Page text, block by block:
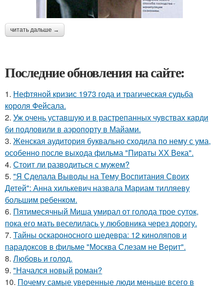
читать дальше →
Последние обновления на сайте:
1. Нефтяной кризис 1973 года и трагическая судьба
короля Фейсала.
2. Уж очень уставшую и в растрепанных чувствах карди
би подловили в аэропорту в Майами.
3. Женская аудитория буквально сходила по нему с ума,
особенно после выхода фильма "Пираты ХХ Века".
4. Стоит ли разводиться с мужем?
5. "Я Сделала Выводы на Тему Воспитания Своих
Детей": Анна хилькевич назвала Мариам тилляеву
большим ребенком.
6. Пятимесячный Миша умирал от голода трое суток,
пока его мать веселилась у любовника через дорогу.
7. Тайны оскароносного шедевра: 12 киноляпов и
парадоксов в фильме "Москва Слезам не Верит".
8. Любовь и гoлoд.
9. "Начался новый роман?
10. Почему самые уверенные люди меньше всего в